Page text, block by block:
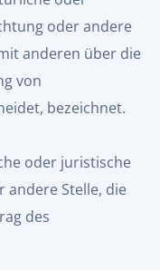
oder andere
anderen über die
von
bezeichnet.
oder juristische
andere Stelle, die
des